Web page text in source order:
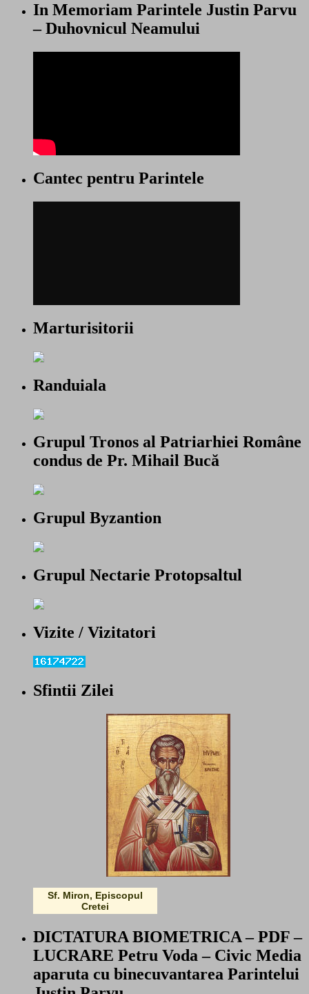
In Memoriam Parintele Justin Parvu
– Duhovnicul Neamului
Cantec pentru Parintele
Marturisitorii
Randuiala
Grupul Tronos al Patriarhiei Române
condus de Pr. Mihail Bucă
Grupul Byzantion
Grupul Nectarie Protopsaltul
Vizite / Vizitatori
Sfintii Zilei
Sf. Miron, Episcopul
Cretei
DICTATURA BIOMETRICA – PDF –
LUCRARE Petru Voda – Civic Media
aparuta cu binecuvantarea Parintelui